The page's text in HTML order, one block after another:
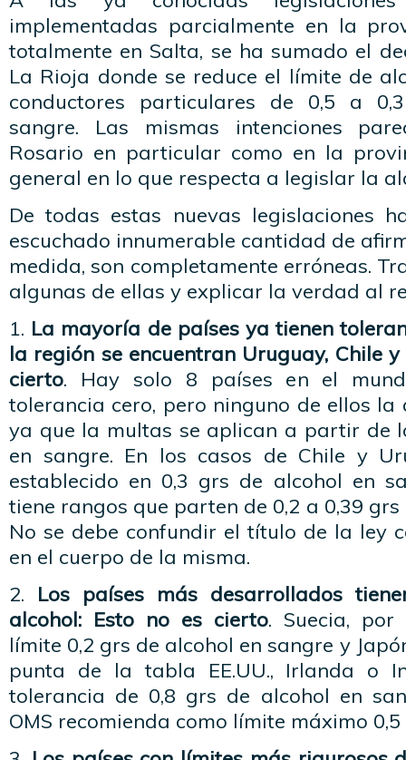
implementadas parcialmente en la
totalmente en Salta, se ha sumado el
La Rioja donde se reduce el límite de
conductores particulares de 0,5 a
sangre. Las mismas intenciones
Rosario en particular como en la
general en lo que respecta a legislar la
De todas estas nuevas legislaciones
escuchado innumerable cantidad de
medida, son completamente erróneas.
algunas de ellas y explicar la verdad al
1. La mayoría de países ya tienen
la región se encuentran Uruguay, Chile y
cierto. Hay solo 8 países en el
tolerancia cero, pero ninguno de ellos
ya que la multas se aplican a partir de
en sangre. En los casos de Chile y
establecido en 0,3 grs de alcohol en
tiene rangos que parten de 0,2 a 0,39
No se debe confundir el título de la ley
en el cuerpo de la misma.
2. Los países más desarrollados
alcohol: Esto no es cierto. Suecia, por
límite 0,2 grs de alcohol en sangre y
punta de la tabla EE.UU., Irlanda o
tolerancia de 0,8 grs de alcohol en
OMS recomienda como límite máximo 0,5